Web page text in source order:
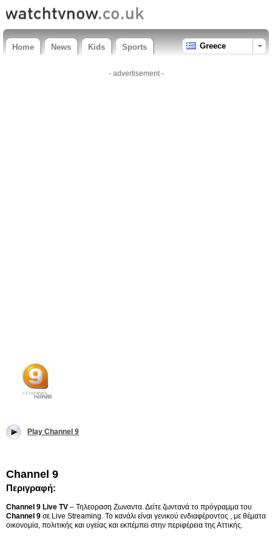
Home News Kids Sports Greece
- advertisement -
Play Channel 9
Channel 9
Περιγραφή:
Channel 9 Live TV – Τηλεοραση Ζωναντα. Δείτε ζωντανά το πρόγραμμα του
Channel 9 σε Live Streaming. Το κανάλι είναι γενικού ενδιαφέροντος , με θέματα
οικονομία, πολιτικής και υγείας και εκπέμπει στην περιφέρεια της Αττικής.